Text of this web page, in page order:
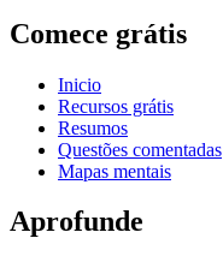
Comece grátis
Inicio
Recursos grátis
Resumos
Questões comentadas
Mapas mentais
Aprofunde